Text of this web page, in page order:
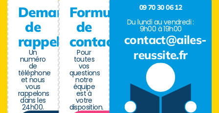
Demande
de
rappel
Un
numéro
de
téléphone
et nous
vous
rappelons
dans les
24h00.
Formulaire
de
contact
Pour
toutes
vos
questions
notre
équipe
est à
votre
disposition.
09 70 30 06 12
Du lundi au vendredi :
9h00 à 19h00
contact@ailes-
reussite.fr